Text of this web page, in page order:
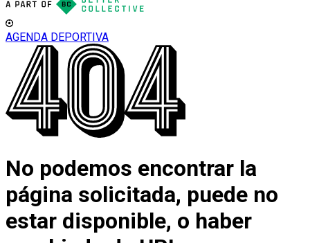
AGENDA DEPORTIVA
No podemos encontrar la
página solicitada, puede no
estar disponible, o haber